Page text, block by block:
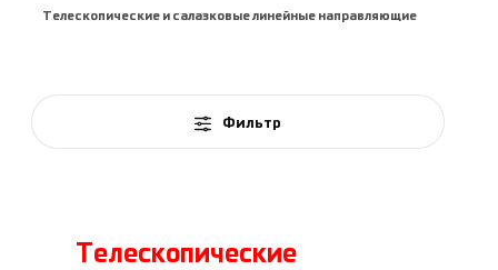
Телескопические и салазковые линейные направляющие
Фильтр
Телескопические